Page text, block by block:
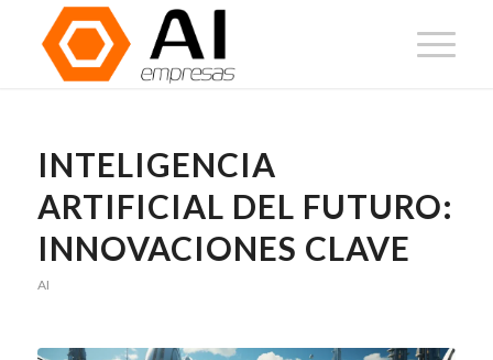
INTELIGENCIA
ARTIFICIAL DEL FUTURO:
INNOVACIONES CLAVE
AI